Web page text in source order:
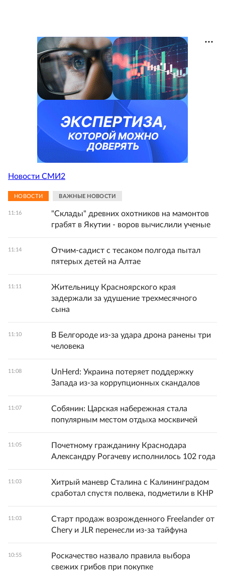
Новости СМИ2
НОВОСТИ ВАЖНЫЕ НОВОСТИ
11:16
"Склады" древних охотников на мамонтов
грабят в Якутии - воров вычислили ученые
11:14
Отчим-садист с тесаком полгода пытал
пятерых детей на Алтае
11:11
Жительницу Красноярского края
задержали за удушение трехмесячного
сына
11:10
В Белгороде из-за удара дрона ранены три
человека
11:08
UnHerd: Украина потеряет поддержку
Запада из-за коррупционных скандалов
11:07
Собянин: Царская набережная стала
популярным местом отдыха москвичей
11:05
Почетному гражданину Краснодара
Александру Рогачеву исполнилось 102 года
11:03
Хитрый маневр Сталина с Калининградом
сработал спустя полвека, подметили в КНР
11:03
Старт продаж возрожденного Freelander от
Chery и JLR перенесли из-за тайфуна
10:55
Роскачество назвало правила выбора
свежих грибов при покупке